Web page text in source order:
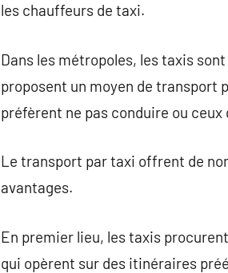
les chauffeurs de taxi.
Dans les métropoles, les taxis
proposent un moyen de transport
préfèrent ne pas conduire ou ceux
Le transport par taxi offrent de
avantages.
En premier lieu, les taxis
qui opèrent sur des itinéraires